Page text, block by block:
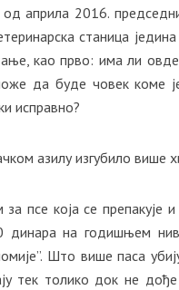
априла 2016.
станица
као прво: има ли
да буде човек коме
исправно?
азилу изгубило више
за псе која се
динара на годишњем
Што више паса
тек толико док не